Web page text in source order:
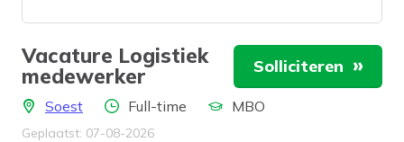
Vacature Logistiek
medewerker Solliciteren
LocatieSoestAantal uren
Full-time Opleidingsniveau
MBO
Geplaatst: 07-08-2026